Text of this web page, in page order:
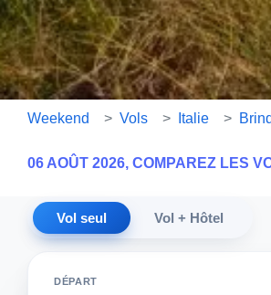
Weekend > Vols > Italie >
06 AOÛT 2026, COMPAREZ LES
Vol seul Vol + Hôtel
DÉPART